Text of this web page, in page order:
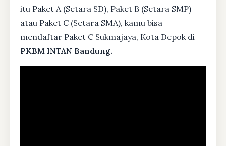
itu Paket A (Setara SD), Paket B (Setara SMP)
atau Paket C (Setara SMA), kamu bisa
mendaftar Paket C Sukmajaya, Kota Depok di
PKBM INTAN Bandung.